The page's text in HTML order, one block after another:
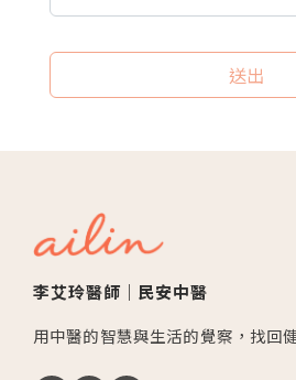
送出
李艾玲醫師｜民安中醫
用中醫的智慧與生活的覺察，找回